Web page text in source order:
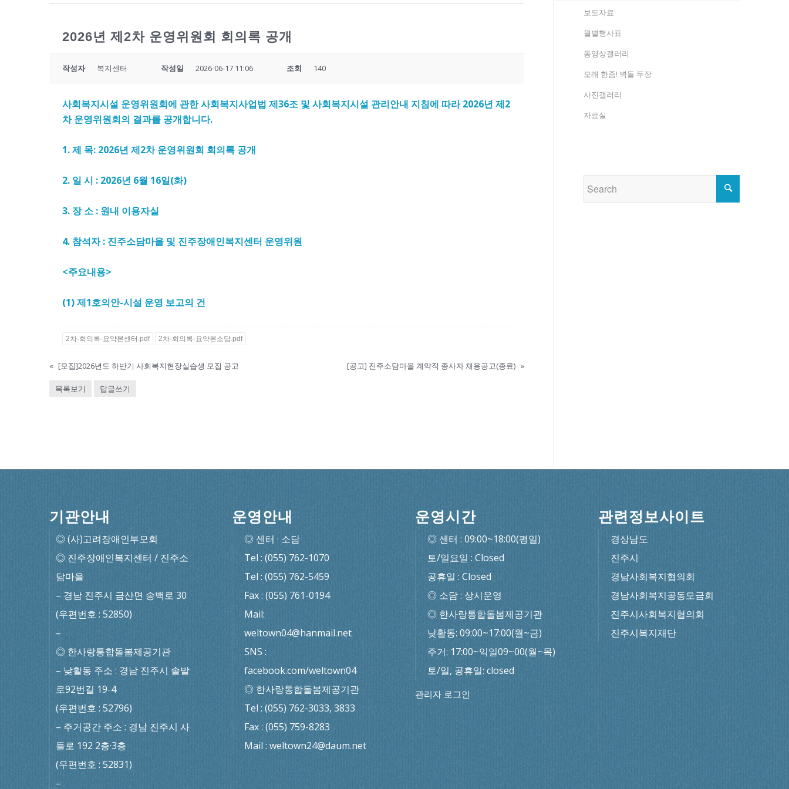
2026년 제2차 운영위원회 회의록 공개
작성자 복지센터 작성일 2026-06-17 11:06 조회 140
사회복지시설 운영위원회에 관한 사회복지사업법 제36조 및 사회복지시설 관리안내 지침에 따라2026년 제2
차 운영위원회의 결과를 공개합니다.
1. 제 목: 2026년 제2차 운영위원회 회의록 공개
2. 일 시 : 2026년 6월 16일(화)
3. 장 소 : 원내 이용자실
4. 참석자: 진주소담마을 및 진주장애인복지센터 운영위원
<주요내용>
(1)제1호의안-시설 운영 보고의 건
2차-회의록-요약본센터.pdf 2차-회의록-요약본소담.pdf
« [모집]2026년도 하반기 사회복지현장실습생 모집 공고 [공고] 진주소담마을 계약직 종사자 채용공고(종료) »
목록보기 답글쓰기
보도자료
월별행사표
동영상갤러리
모래 한줌! 벽돌 두장
사진갤러리
자료실
기관안내
◎ (사)고려장애인부모회
◎ 진주장애인복지센터 / 진주소
담마을
– 경남 진주시 금산면 송백로 30
(우편번호 : 52850)
–
◎ 한사랑통합돌봄제공기관
– 낮활동 주소 : 경남 진주시 솔밭
로92번길 19-4
(우편번호 : 52796)
– 주거공간 주소 : 경남 진주시 사
들로 192 2층·3층
(우편번호 : 52831)
–
운영안내
◎ 센터 · 소담
Tel : (055) 762-1070
Tel : (055) 762-5459
Fax : (055) 761-0194
Mail:
weltown04@hanmail.net
SNS :
facebook.com/weltown04
◎ 한사랑통합돌봄제공기관
Tel : (055) 762-3033, 3833
Fax : (055) 759-8283
Mail : weltown24@daum.net
운영시간
◎ 센터 : 09:00~18:00(평일)
토/일요일 : Closed
공휴일 : Closed
◎ 소담 : 상시운영
◎ 한사랑통합돌봄제공기관
낮활동: 09:00~17:00(월~금)
주거: 17:00~익일09~00(월~목)
토/일, 공휴일: closed
관리자 로그인
관련정보사이트
경상남도
진주시
경남사회복지협의회
경남사회복지공동모금회
진주시사회복지협의회
진주시복지재단